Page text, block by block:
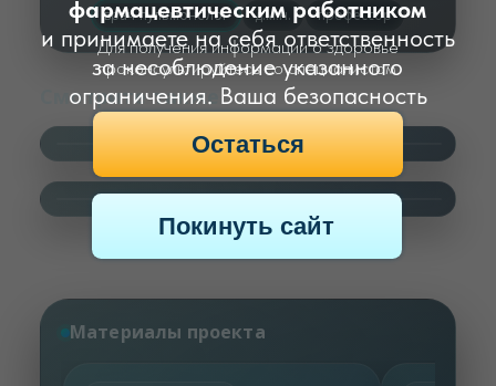
врач‑пульмонолог д.м.н. профессор
Смотрите также
Материалы проекта